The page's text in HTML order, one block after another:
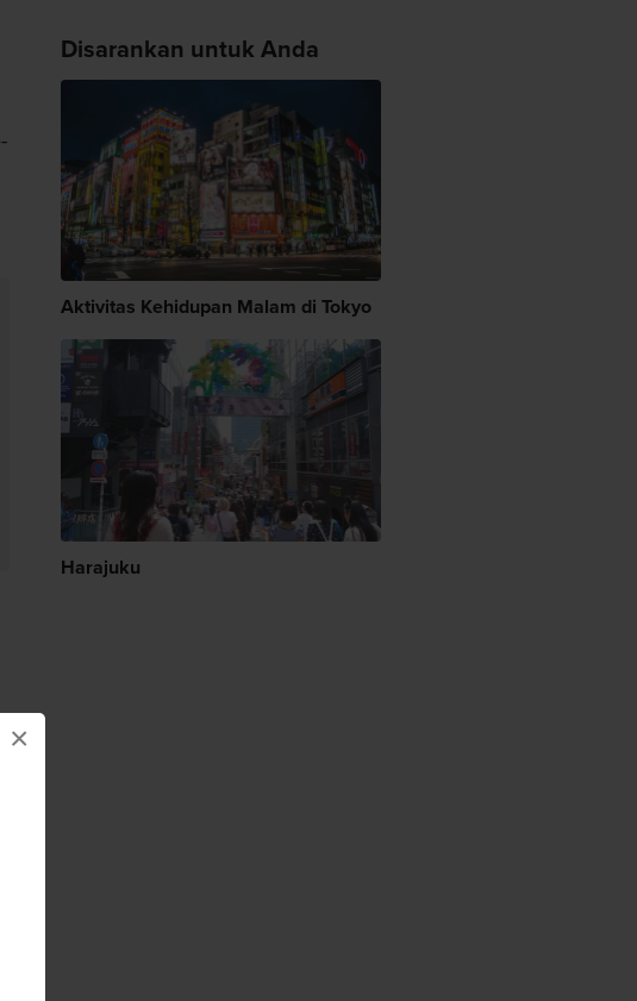
×
Disarankan untuk Anda
Aktivitas Kehidupan Malam di Tokyo
Harajuku